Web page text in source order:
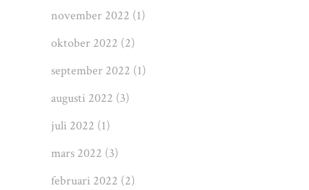
november 2022 (1)
oktober 2022 (2)
september 2022 (1)
augusti 2022 (3)
juli 2022 (1)
mars 2022 (3)
februari 2022 (2)